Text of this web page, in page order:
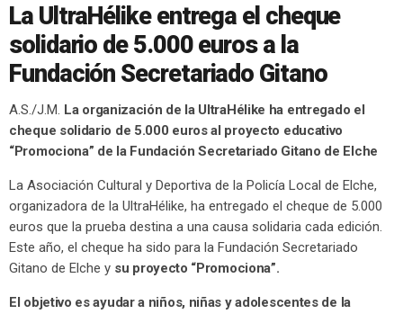
La UltraHélike entrega el cheque
solidario de 5.000 euros a la
Fundación Secretariado Gitano
A.S./J.M. La organización de la UltraHélike ha entregado el
cheque solidario de 5.000 euros al proyecto educativo
“Promociona” de la Fundación Secretariado Gitano de Elche
La Asociación Cultural y Deportiva de la Policía Local de Elche,
organizadora de la UltraHélike, ha entregado el cheque de 5.000
euros que la prueba destina a una causa solidaria cada edición.
Este año, el cheque ha sido para la Fundación Secretariado
Gitano de Elche y su proyecto “Promociona”.
El objetivo es ayudar a niños, niñas y adolescentes de la